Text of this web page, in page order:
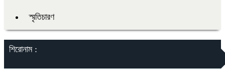
স্মৃতিচারণ
শিরোনাম :